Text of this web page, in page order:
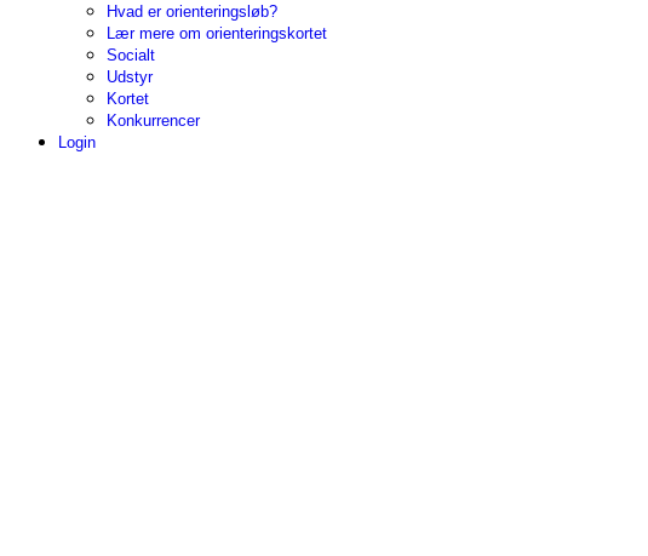
Hvad er orienteringsløb?
Lær mere om orienteringskortet
Socialt
Udstyr
Kortet
Konkurrencer
Login